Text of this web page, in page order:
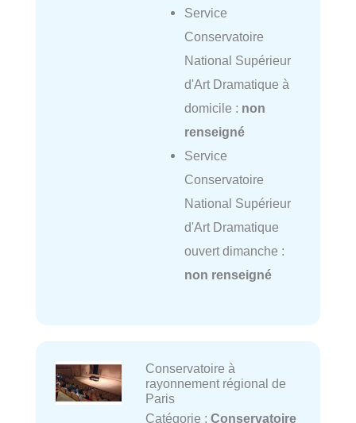
Service
Conservatoire
National Supérieur
d'Art Dramatique à
domicile : non
renseigné
Service
Conservatoire
National Supérieur
d'Art Dramatique
ouvert dimanche :
non renseigné
Conservatoire à
rayonnement régional de
Paris
Catégorie : Conservatoire